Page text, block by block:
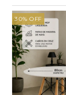
30% OFF